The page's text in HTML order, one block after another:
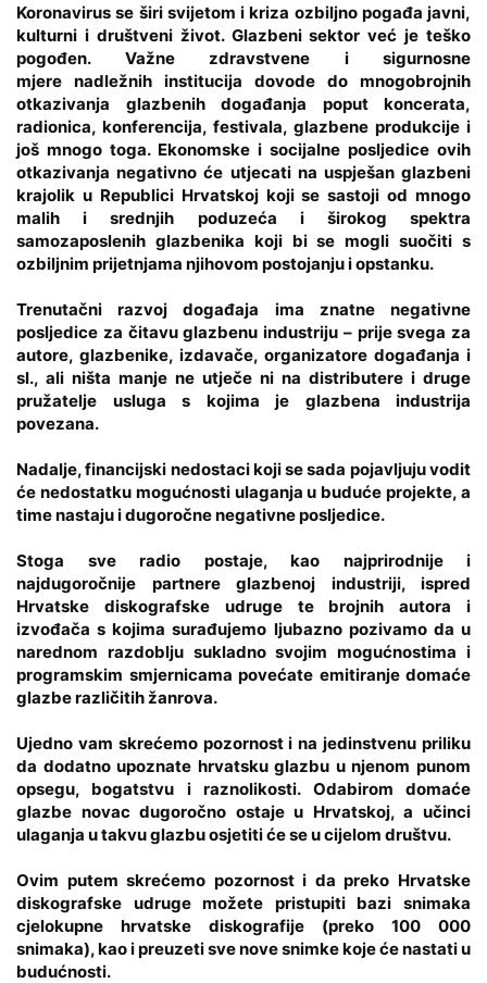
Koronavirus se širi svijetom i kriza ozbiljno pogađa javni,
kulturni i društveni život. Glazbeni sektor već je teško
pogođen. Važne zdravstvene i sigurnosne
mjere nadležnih institucija dovode do mnogobrojnih
otkazivanja glazbenih događanja poput koncerata,
radionica, konferencija, festivala, glazbene produkcije i
još mnogo toga. Ekonomske i socijalne posljedice ovih
otkazivanja negativno će utjecati na uspješan glazbeni
krajolik u Republici Hrvatskoj koji se sastoji od mnogo
malih i srednjih poduzeća i širokog spektra
samozaposlenih glazbenika koji bi se mogli suočiti s
ozbiljnim prijetnjama njihovom postojanju i opstanku.
Trenutačni razvoj događaja ima znatne negativne
posljedice za čitavu glazbenu industriju – prije svega za
autore, glazbenike, izdavače, organizatore događanja i
sl., ali ništa manje ne utječe ni na distributere i druge
pružatelje usluga s kojima je glazbena industrija
povezana.
Nadalje, financijski nedostaci koji se sada pojavljuju vodit
će nedostatku mogućnosti ulaganja u buduće projekte, a
time nastaju i dugoročne negativne posljedice.
Stoga sve radio postaje, kao najprirodnije i
najdugoročnije partnere glazbenoj industriji, ispred
Hrvatske diskografske udruge te brojnih autora i
izvođača s kojima surađujemo ljubazno pozivamo da u
narednom razdoblju sukladno svojim mogućnostima i
programskim smjernicama povećate emitiranje domaće
glazbe različitih žanrova.
Ujedno vam skrećemo pozornost i na jedinstvenu priliku
da dodatno upoznate hrvatsku glazbu u njenom punom
opsegu, bogatstvu i raznolikosti. Odabirom domaće
glazbe novac dugoročno ostaje u Hrvatskoj, a učinci
ulaganja u takvu glazbu osjetiti će se u cijelom društvu.
Ovim putem skrećemo pozornost i da preko Hrvatske
diskografske udruge možete pristupiti bazi snimaka
cjelokupne hrvatske diskografije (preko 100 000
snimaka), kao i preuzeti sve nove snimke koje će nastati u
budućnosti.